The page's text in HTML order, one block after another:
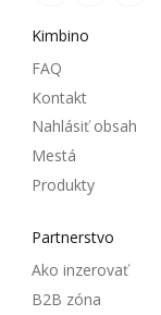
Kimbino
FAQ
Kontakt
Nahlásiť obsah
Mestá
Produkty
Partnerstvo
Ako inzerovať
B2B zóna